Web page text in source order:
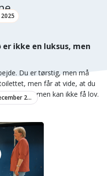
ikke en luksus, men
Du er tørstig, men må
men får at vide, at du
benene, men kan ikke få lov.
11. december 2024